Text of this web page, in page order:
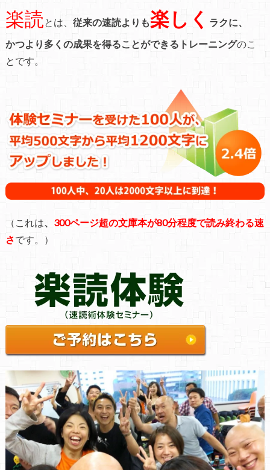
楽読 とは、 従来の速読よりも楽しく
ラクに、
かつより多くの成果を得ることができるトレーニングのこ
とです。
（これは
300ページ超の文庫本が80分程度で読み終わる速
さです。）